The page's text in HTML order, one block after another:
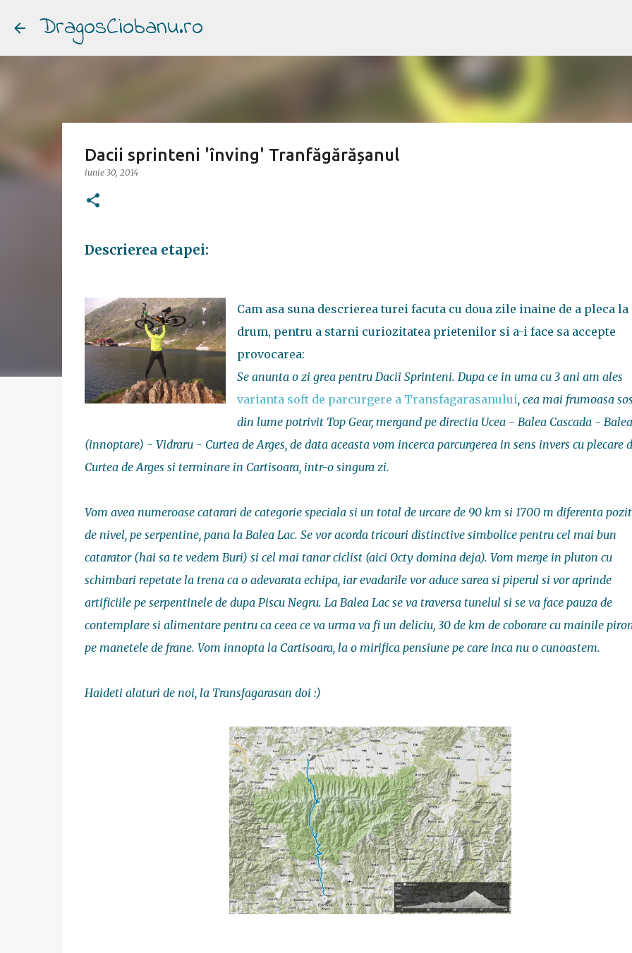
DragosCiobanu.ro
Dacii sprinteni 'înving' Tranfăgărășanul
iunie 30, 2014
Descrierea etapei:
Cam asa suna descrierea turei facuta cu doua zile inaine de a pleca la
drum, pentru a starni curiozitatea prietenilor si a-i face sa accepte
provocarea:
Se anunta o zi grea pentru Dacii Sprinteni. Dupa ce in uma cu 3 ani am ales
varianta soft de parcurgere a Transfagarasanului, cea mai frumoasa
din lume potrivit Top Gear, mergand pe directia Ucea - Balea Cascada -
(innoptare) - Vidraru - Curtea de Arges, de data aceasta vom incerca parcurgerea in sens invers cu plecare
Curtea de Arges si terminare in Cartisoara, intr-o singura zi.
Vom avea numeroase catarari de categorie speciala si un total de urcare de 90 km si 1700 m diferenta
de nivel, pe serpentine, pana la Balea Lac. Se vor acorda tricouri distinctive simbolice pentru cel mai bun
catarator (hai sa te vedem Buri) si cel mai tanar ciclist (aici Octy domina deja). Vom merge in pluton cu
schimbari repetate la trena ca o adevarata echipa, iar evadarile vor aduce sarea si piperul si vor aprinde
artificiile pe serpentinele de dupa Piscu Negru. La Balea Lac se va traversa tunelul si se va face pauza de
contemplare si alimentare pentru ca ceea ce va urma va fi un deliciu, 30 de km de coborare cu mainile
pe manetele de frane. Vom innopta la Cartisoara, la o mirifica pensiune pe care inca nu o cunoastem.
Haideti alaturi de noi, la Transfagarasan doi :)